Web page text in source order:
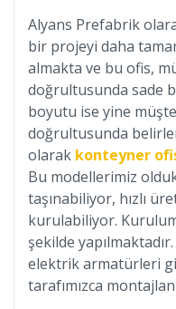
Alyans Prefabrik
bir projeyi daha
almakta ve bu ofis,
doğrultusunda sade
boyutu ise yine
doğrultusunda
olarak konteyner
Bu modellerimiz
taşınabiliyor, hızlı
kurulabiliyor.
şekilde
elektrik armatürleri
tarafımızca